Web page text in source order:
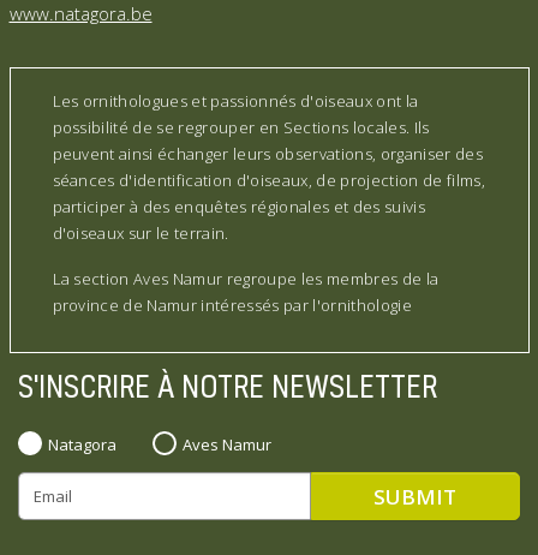
www.natagora.be
Les ornithologues et passionnés d'oiseaux ont la
possibilité de se regrouper en Sections locales. Ils
peuvent ainsi échanger leurs observations, organiser des
séances d'identification d'oiseaux, de projection de films,
participer à des enquêtes régionales et des suivis
d'oiseaux sur le terrain.
La section Aves Namur regroupe les membres de la
province de Namur intéressés par l'ornithologie
S'INSCRIRE À NOTRE NEWSLETTER
Natagora Aves Namur